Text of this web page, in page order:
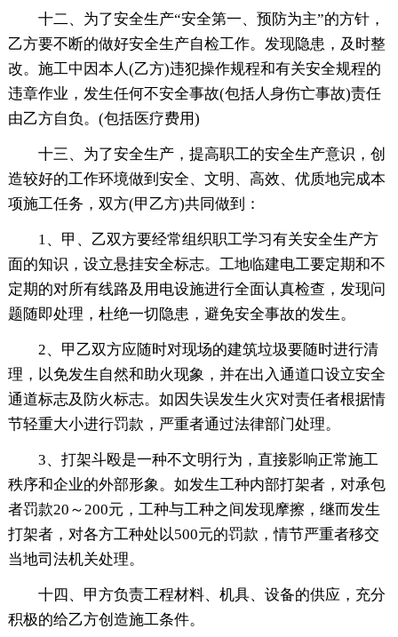
十二、为了安全生产“安全第一、预防为主”的方针，
乙方要不断的做好安全生产自检工作。发现隐患，及时整
改。施工中因本人(乙方)违犯操作规程和有关安全规程的
违章作业，发生任何不安全事故(包括人身伤亡事故)责任
由乙方自负。(包括医疗费用)
十三、为了安全生产，提高职工的安全生产意识，创
造较好的工作环境做到安全、文明、高效、优质地完成本
项施工任务，双方(甲乙方)共同做到：
1、甲、乙双方要经常组织职工学习有关安全生产方
面的知识，设立悬挂安全标志。工地临建电工要定期和不
定期的对所有线路及用电设施进行全面认真检查，发现问
题随即处理，杜绝一切隐患，避免安全事故的发生。
2、甲乙双方应随时对现场的建筑垃圾要随时进行清
理，以免发生自然和助火现象，并在出入通道口设立安全
通道标志及防火标志。如因失误发生火灾对责任者根据情
节轻重大小进行罚款，严重者通过法律部门处理。
3、打架斗殴是一种不文明行为，直接影响正常施工
秩序和企业的外部形象。如发生工种内部打架者，对承包
者罚款20～200元，工种与工种之间发现摩擦，继而发生
打架者，对各方工种处以500元的罚款，情节严重者移交
当地司法机关处理。
十四、甲方负责工程材料、机具、设备的供应，充分
积极的给乙方创造施工条件。